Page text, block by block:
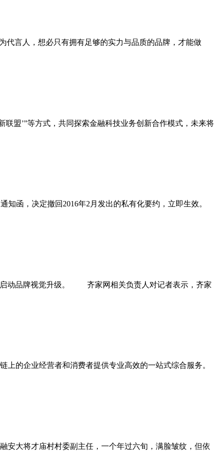
言人，想必只有拥有足够的实力与品质的品牌，才能做
盟’”等方式，共同探索金融科技业务创新合作模式，未来将
函，决定撤回2016年2月发出的私有化要约，立即生效。
动品牌视觉升级。 齐家网相关负责人对记者表示，齐家
的企业经营者和消费者提供专业高效的一站式综合服务。
大将才庙村村委副主任，一个年过六旬，满脸皱纹，但依